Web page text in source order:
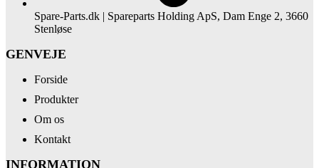
Spare-Parts.dk | Spareparts Holding ApS, Dam Enge 2, 3660
Stenløse
GENVEJE
Forside
Produkter
Om os
Kontakt
INFORMATION